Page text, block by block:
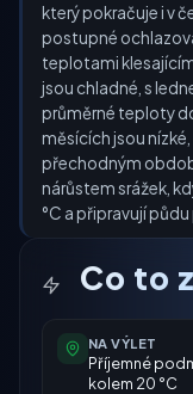
který pokračuje i v
postupné
teplotami
jsou chladné, s
průměrné teploty
měsících jsou
přechodným
nárůstem srážek,
°C a připravují
Co to
NA VÝLET
Příjemné
kolem 20 °C